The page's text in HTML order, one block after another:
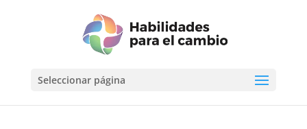
Seleccionar página